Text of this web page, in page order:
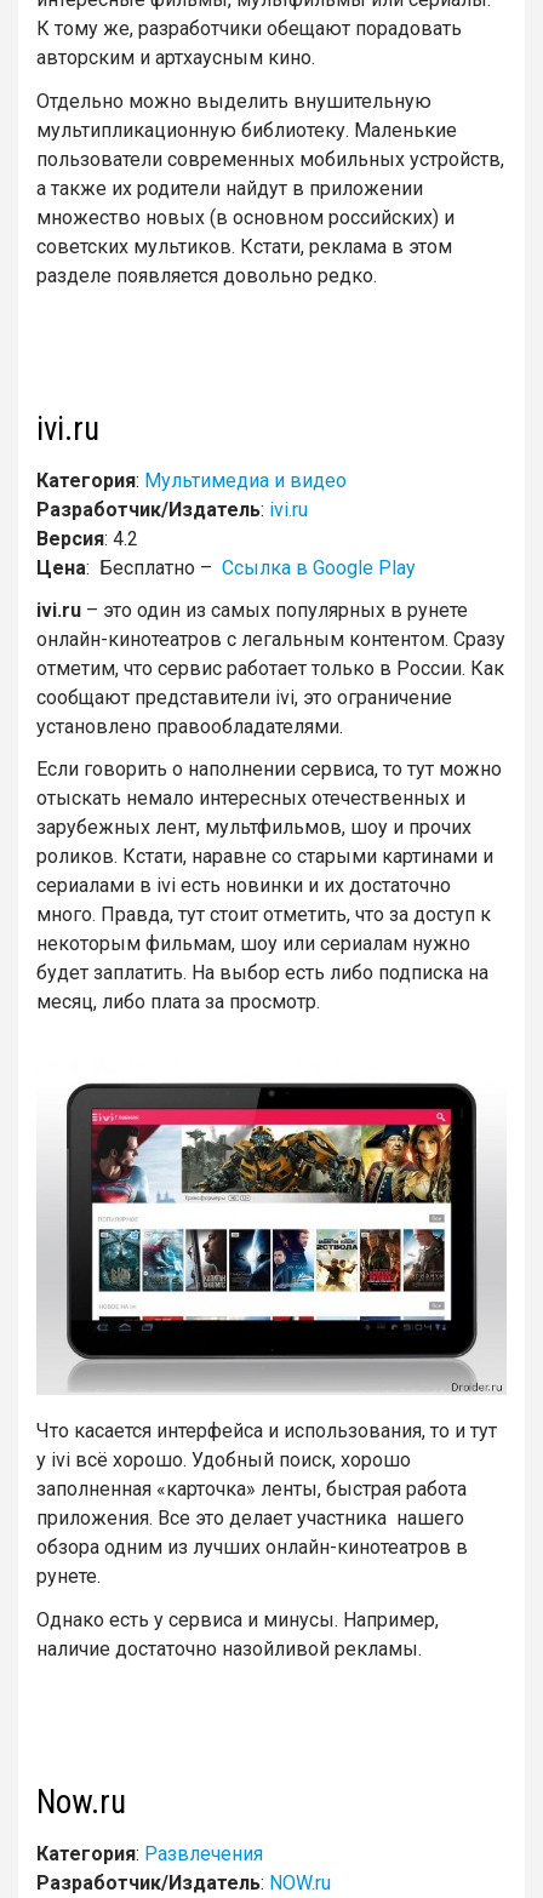
К тому же, разработчики обещают порадовать
авторским и артхаусным кино.
Отдельно можно выделить внушительную
мультипликационную библиотеку. Маленькие
пользователи современных мобильных устройств,
а также их родители найдут в приложении
множество новых (в основном российских) и
советских мультиков. Кстати, реклама в этом
разделе появляется довольно редко.
ivi.ru
Категория: Мультимедиа и видео
Разработчик/Издатель: ivi.ru
Версия: 4.2
Цена: Бесплатно – Ссылка в Google Play
ivi.ru – это один из самых популярных в рунете
онлайн-кинотеатров с легальным контентом. Сразу
отметим, что сервис работает только в России. Как
сообщают представители ivi, это ограничение
установлено правообладателями.
Если говорить о наполнении сервиса, то тут можно
отыскать немало интересных отечественных и
зарубежных лент, мультфильмов, шоу и прочих
роликов. Кстати, наравне со старыми картинами и
сериалами в ivi есть новинки и их достаточно
много. Правда, тут стоит отметить, что за доступ к
некоторым фильмам, шоу или сериалам нужно
будет заплатить. На выбор есть либо подписка на
месяц, либо плата за просмотр.
Что касается интерфейса и использования, то и тут
у ivi всё хорошо. Удобный поиск, хорошо
заполненная «карточка» ленты, быстрая работа
приложения. Все это делает участника нашего
обзора одним из лучших онлайн-кинотеатров в
рунете.
Однако есть у сервиса и минусы. Например,
наличие достаточно назойливой рекламы.
Now.ru
Категория: Развлечения
Разработчик/Издатель: NOW.ru